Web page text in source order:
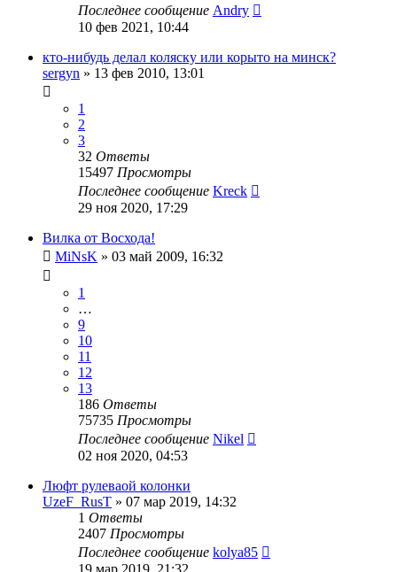
Последнее сообщение Andry
10 фев 2021, 10:44
кто-нибудь делал коляску или корыто на минск?
sergyn » 13 фев 2010, 13:01
1
2
3
32 Ответы
15497 Просмотры
Последнее сообщение Kreck
29 ноя 2020, 17:29
Вилка от Восхода!
MiNsK » 03 май 2009, 16:32
1
…
9
10
11
12
13
186 Ответы
75735 Просмотры
Последнее сообщение Nikel
02 ноя 2020, 04:53
Люфт рулеваой колонки
UzeF_RusT » 07 мар 2019, 14:32
1 Ответы
2407 Просмотры
Последнее сообщение kolya85
19 мар 2019, 21:32